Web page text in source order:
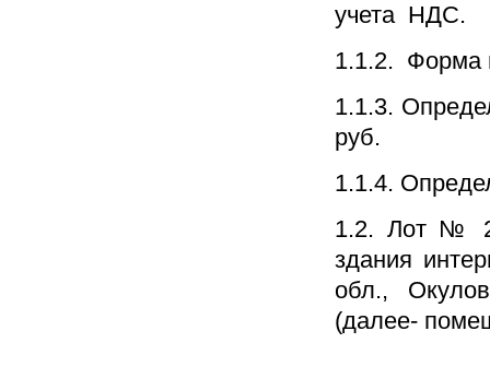
учета НДС.
1.1.2. Форма
1.1.3.
руб.
1.1.4.
1.2. Лот № 2
здания
обл.,
(далее-